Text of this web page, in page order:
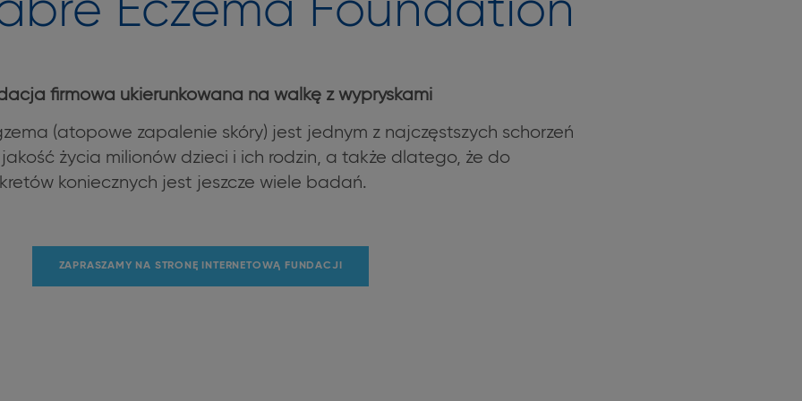
Eczema Foundation
firmowa ukierunkowana na walkę z wypryskami
(atopowe zapalenie skóry) jest jednym z najczęstszych schorzeń
życia milionów dzieci i ich rodzin, a także dlatego, że do
koniecznych jest jeszcze wiele badań.
ZAPRASZAMY NA STRONĘ INTERNETOWĄ FUNDACJI